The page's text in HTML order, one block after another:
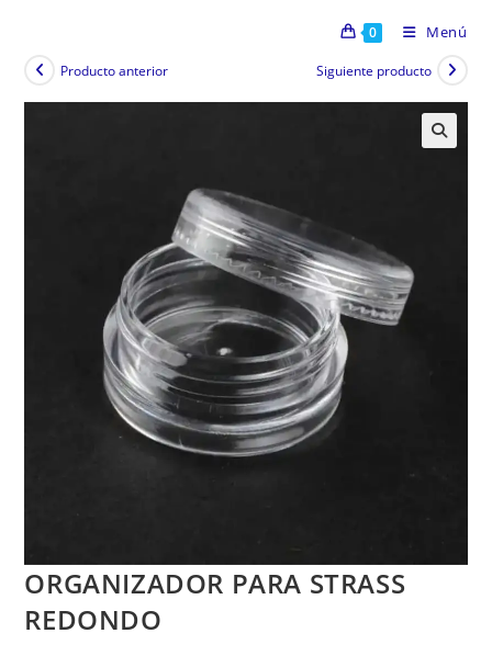
0 Menú
Producto anterior Siguiente producto
ORGANIZADOR PARA STRASS
REDONDO